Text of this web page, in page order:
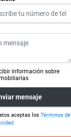
información sobre
mensaje
aceptas los Términos de